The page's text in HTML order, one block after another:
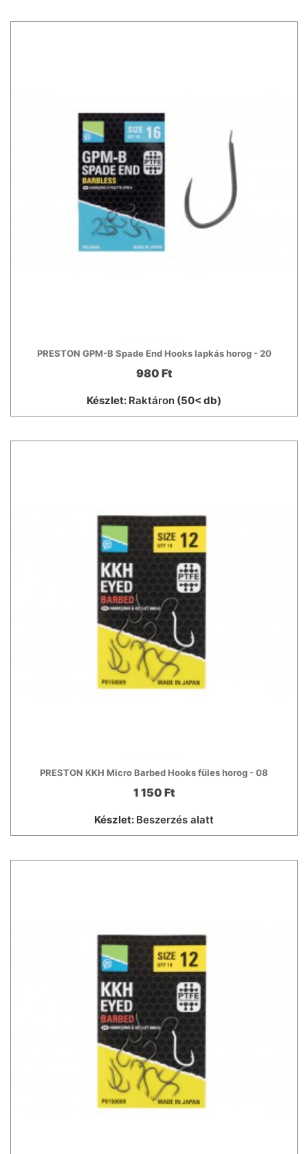
PRESTON GPM-B Spade End Hooks lapkás horog - 20
980 Ft
Készlet: Raktáron (50< db)
PRESTON KKH Micro Barbed Hooks füles horog - 08
1 150 Ft
Készlet: Beszerzés alatt